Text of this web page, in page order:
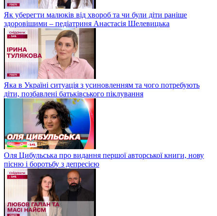
Як уберегти малюків від хвороб та чи були діти раніше
здоровішими – педіатриня Анастасія Шелевицька
Яка в Україні ситуація з усиновленням та чого потребують
діти, позбавлені батьківського піклування
Оля Цибульська про видання першої авторської книги, нову
пісню і боротьбу з депресією